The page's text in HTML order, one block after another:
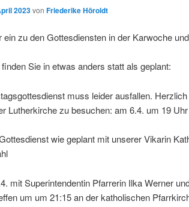
2023von Friederike Höroldt
ein zu den Gottesdiensten in der Karwoche
Sie in etwas anders statt als geplant:
muss leider ausfallen.
Lutherkirche zu besuchen: am 6.4. um 19 Uhr
wie geplant mit unserer Vikarin
mit Superintendentin Pfarrerin Ilka Werner
um um 21:15 an der katholischen